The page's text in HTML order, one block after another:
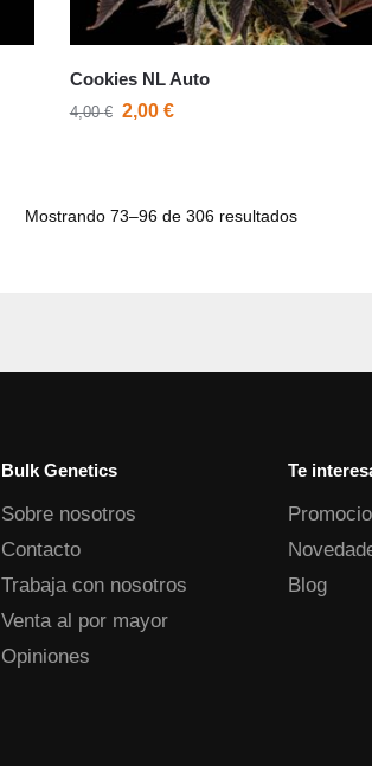
Cookies NL Auto
4,00€ 2,00€
Mostrando 73–96 de 306 resultados
Bulk Genetics
Sobre nosotros
Contacto
Trabaja con nosotros
Venta al por mayor
Opiniones
Te
Blog